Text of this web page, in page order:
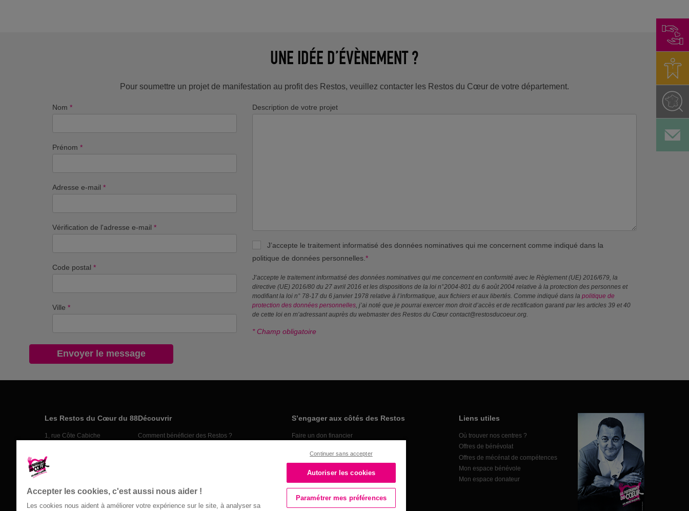
UNE IDÉE D’ÉVÈNEMENT ?
Pour soumettre un projet de manifestation au profit des Restos, veuillez contacter les Restos du Cœur de votre département.
Nom *
Prénom *
Adresse e-mail *
Vérification de l'adresse e-mail *
Code postal *
Ville *
Description de votre projet
J’accepte le traitement informatisé des données nominatives qui me concernent comme indiqué dans la
politique de données personnelles. *
J’accepte le traitement informatisé des données nominatives qui me concernent en conformité avec le Règlement (UE) 2016/679, la
directive (UE) 2016/80 du 27 avril 2016 et les dispositions de la loi n°2004-801 du 6 août 2004 relative à la protection des personnes et
modifiant la loi n° 78-17 du 6 janvier 1978 relative à l’informatique, aux fichiers et aux libertés. Comme indiqué dans la politique de
protection des données personnelles , j’ai noté que je pourrai exercer mon droit d’accès et de rectification garanti par les articles 39 et 40
de cette loi en m’adressant auprès du webmaster des Restos du Cœur contact@restosducoeur.org.
* Champ obligatoire
Les Restos du Cœur du 88
1, rue Côte Cabiche
03 29 64 22 85
Découvrir
Comment bénéficier des Restos ?
S’engager aux côtés des Restos
Faire un don financier
Faire un don en nature
Liens utiles
Où trouver nos centres ?
Offres de bénévolat
Offres de mécénat de compétences
Mon espace bénévole
Mon espace donateur
Accepter les cookies, c'est aussi nous aider !
Les cookies nous aident à améliorer votre expérience sur le site, à analyser sa
Continuer sans accepter
Autoriser les cookies
Paramétrer mes préférences